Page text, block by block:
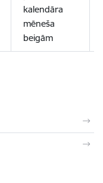
kalendāra
mēneša
beigām